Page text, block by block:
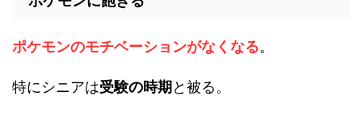
ポケモンのモチベーションがなくなる。
特にシニアは受験の時期と被る。